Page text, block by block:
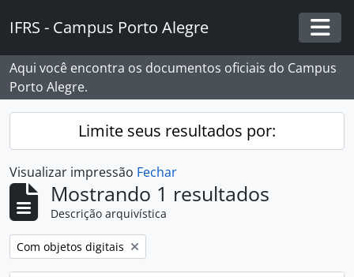
IFRS - Campus Porto Alegre
Aqui você encontra os documentos oficiais do Campus
Porto Alegre.
Limite seus resultados por:
Visualizar impressão Fechar
Mostrando 1 resultados
Descrição arquivística
Remover filtro:
Com objetos digitais